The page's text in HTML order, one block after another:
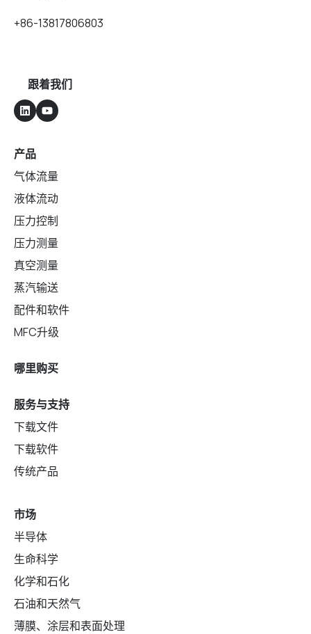
+86-13817806803
跟着我们
产品
气体流量
液体流动
压力控制
压力测量
真空测量
蒸汽输送
配件和软件
MFC升级
哪里购买
服务与支持
下载文件
下载软件
传统产品
市场
半导体
生命科学
化学和石化
石油和天然气
薄膜、涂层和表面处理